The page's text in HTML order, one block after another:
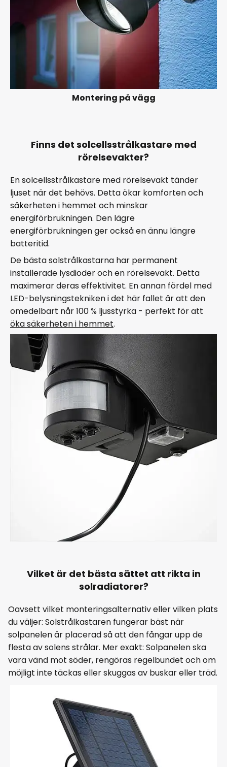
Montering på vägg
Finns det solcellsstrålkastare med
rörelsevakter?
En solcellsstrålkastare med rörelsevakt tänder
ljuset när det behövs. Detta ökar komforten och
säkerheten i hemmet och minskar
energiförbrukningen. Den lägre
energiförbrukningen ger också en ännu längre
batteritid.
De bästa solstrålkastarna har permanent
installerade lysdioder och en rörelsevakt. Detta
maximerar deras effektivitet. En annan fördel med
LED-belysningstekniken i det här fallet är att den
omedelbart når 100 % ljusstyrka - perfekt för att
öka säkerheten i hemmet.
Vilket är det bästa sättet att rikta in
solradiatorer?
Oavsett vilket monteringsalternativ eller vilken plats
du väljer: Solstrålkastaren fungerar bäst när
solpanelen är placerad så att den fångar upp de
flesta av solens strålar. Mer exakt: Solpanelen ska
vara vänd mot söder, rengöras regelbundet och om
möjligt inte täckas eller skuggas av buskar eller träd.